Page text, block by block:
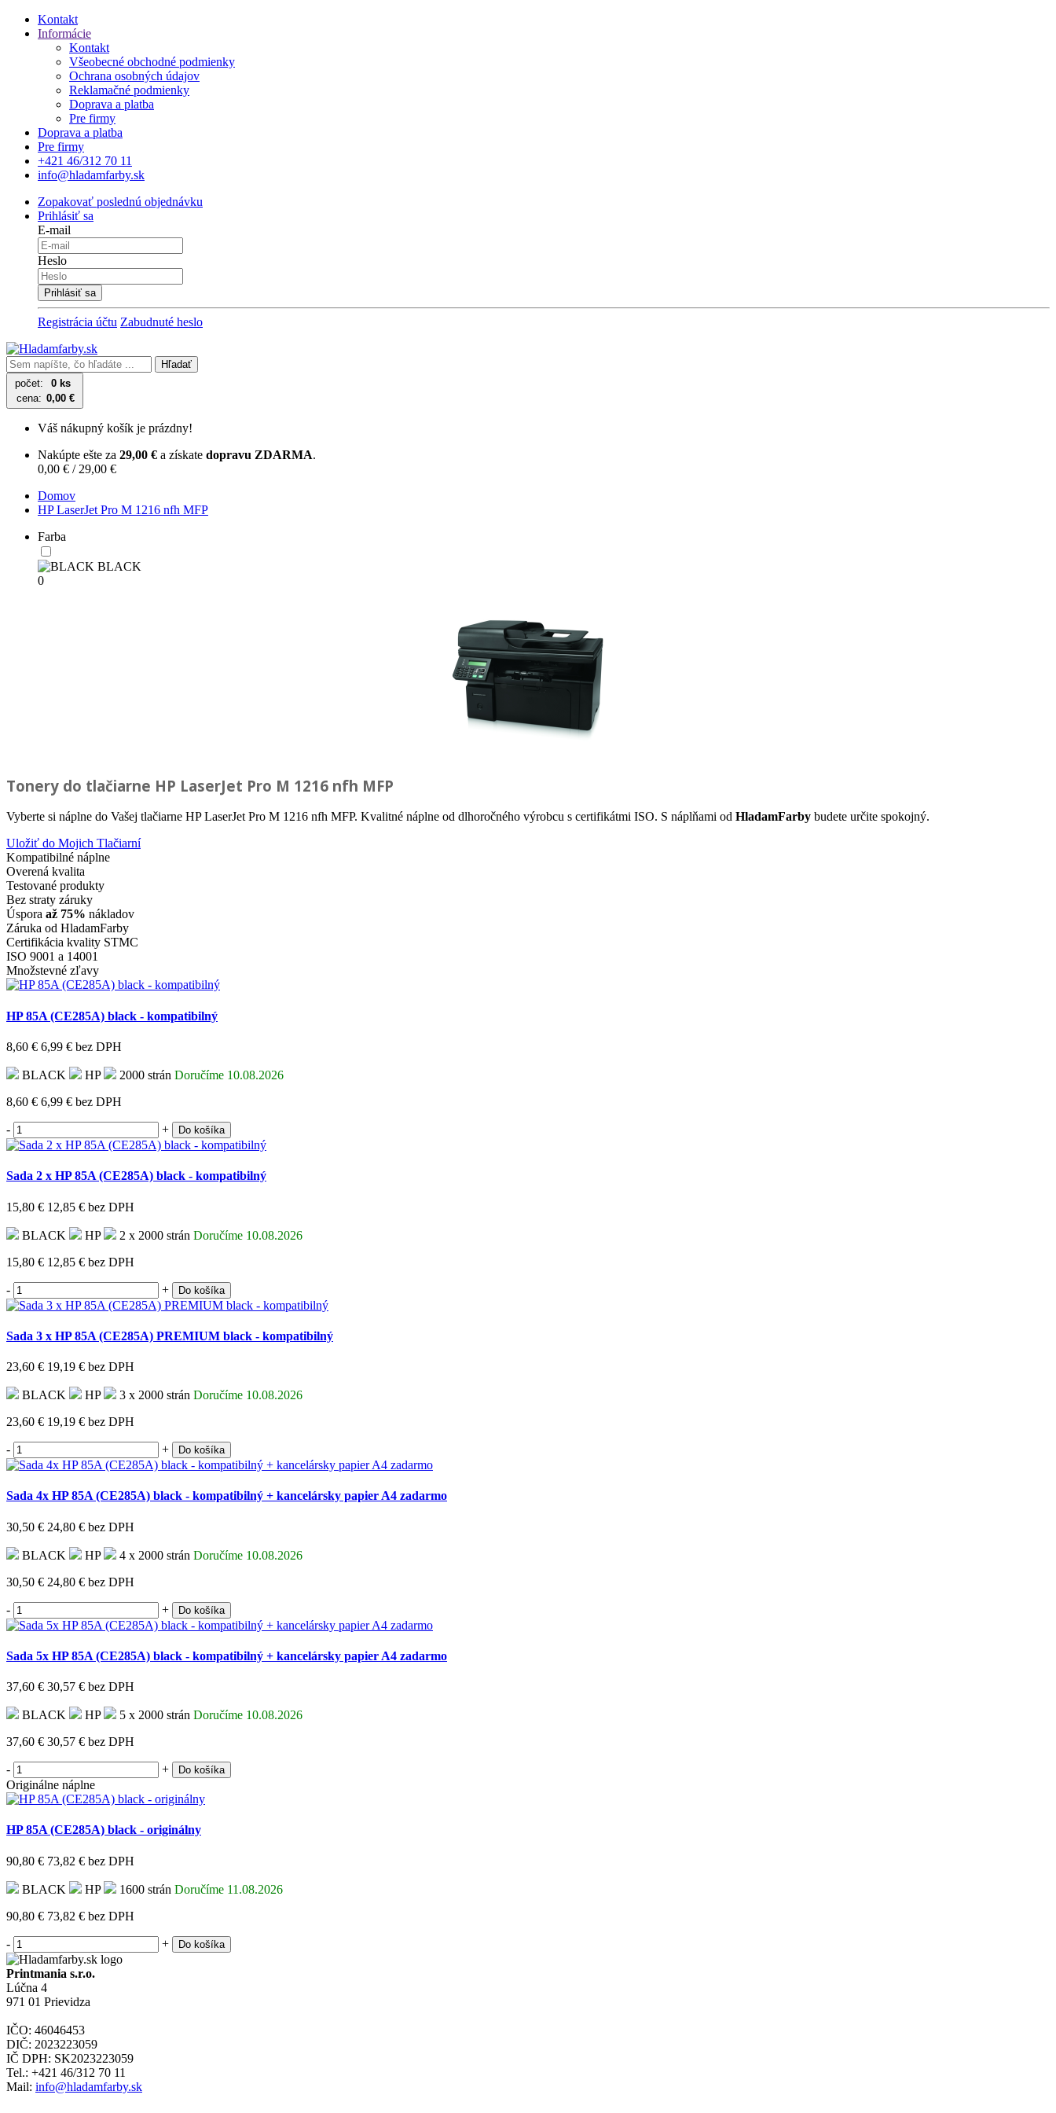
Kontakt
Informácie
Kontakt
Všeobecné obchodné podmienky
Ochrana osobných údajov
Reklamačné podmienky
Doprava a platba
Pre firmy
Doprava a platba
Pre firmy
+421 46/312 70 11
info@hladamfarby.sk
Zopakovať poslednú objednávku
Prihlásiť sa
E-mail
Heslo
Registrácia účtu Zabudnuté heslo
Hľadať
počet:
0 ks
cena: 0,00 €
Váš nákupný košík je prázdny!
Nakúpte ešte za 29,00 € a získate dopravu ZDARMA.
0,00 € / 29,00 €
Domov
HP LaserJet Pro M 1216 nfh MFP
Farba
BLACK
0
Tonery do tlačiarne HP LaserJet Pro M 1216 nfh MFP
Vyberte si náplne do Vašej tlačiarne HP LaserJet Pro M 1216 nfh MFP. Kvalitné náplne od dlhoročného výrobcu s certifikátmi ISO. S náplňami od HladamFarby budete určite spokojný.
Uložiť do Mojich Tlačiarní
Kompatibilné náplne
Overená kvalita
Testované produkty
Bez straty záruky
Úspora až 75% nákladov
Záruka od HladamFarby
Certifikácia kvality STMC
ISO 9001 a 14001
Množstevné zľavy
HP 85A (CE285A) black - kompatibilný
8,60 € 6,99 € bez DPH
BLACK HP 2000 strán Doručíme 10.08.2026
8,60 € 6,99 € bez DPH
- + Do košíka
Sada 2 x HP 85A (CE285A) black - kompatibilný
15,80 € 12,85 € bez DPH
BLACK HP 2 x 2000 strán Doručíme 10.08.2026
15,80 € 12,85 € bez DPH
- + Do košíka
Sada 3 x HP 85A (CE285A) PREMIUM black - kompatibilný
23,60 € 19,19 € bez DPH
BLACK HP 3 x 2000 strán Doručíme 10.08.2026
23,60 € 19,19 € bez DPH
- + Do košíka
Sada 4x HP 85A (CE285A) black - kompatibilný + kancelársky papier A4 zadarmo
30,50 € 24,80 € bez DPH
BLACK HP 4 x 2000 strán Doručíme 10.08.2026
30,50 € 24,80 € bez DPH
- + Do košíka
Sada 5x HP 85A (CE285A) black - kompatibilný + kancelársky papier A4 zadarmo
37,60 € 30,57 € bez DPH
BLACK HP 5 x 2000 strán Doručíme 10.08.2026
37,60 € 30,57 € bez DPH
- + Do košíka
Originálne náplne
HP 85A (CE285A) black - originálny
90,80 € 73,82 € bez DPH
BLACK HP 1600 strán Doručíme 11.08.2026
90,80 € 73,82 € bez DPH
- + Do košíka
Printmania s.r.o.
Lúčna 4
971 01 Prievidza
IČO: 46046453
DIČ: 2023223059
IČ DPH: SK2023223059
Tel.: +421 46/312 70 11
Mail: info@hladamfarby.sk